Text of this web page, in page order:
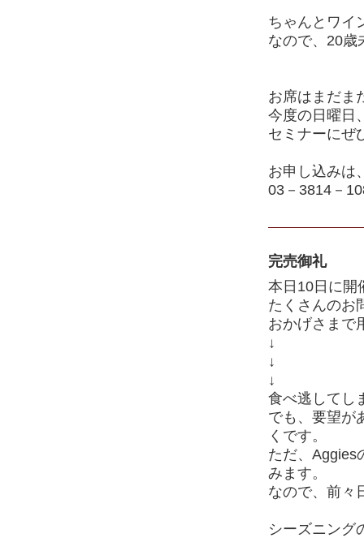
ちゃんとワイ
なので、20歳
お席はまだま
今度の日曜日
セミナーにぜ
お申し込みは
03－3814－
完売御礼
本日10日に
たくさんのお
おかげさまで
↓
↓
↓
食べ逃してし
でも、要望が
くです。
ただ、Aggies
みます。
なので、前々
シーズニング